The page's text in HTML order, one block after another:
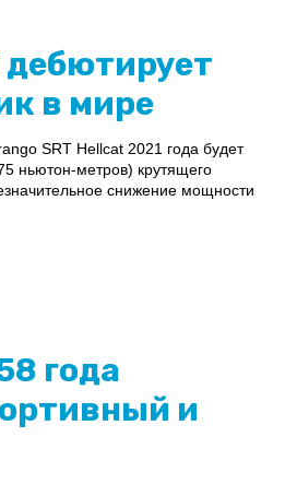
дебютирует
в мире
SRT Hellcat 2021 года будет
ньютон-метров) крутящего
снижение мощности
года
и